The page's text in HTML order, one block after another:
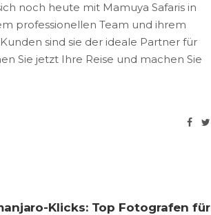
noch heute mit Mamuya Safaris in
professionellen Team und ihrem
sind sie der ideale Partner für
Sie jetzt Ihre Reise und machen Sie
Klicks: Top Fotografen für